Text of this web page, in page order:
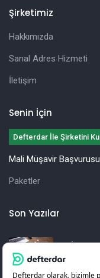
Şirketimiz
Hakkımızda
Sanal Adres Hizmeti
İletişim
Senin İçin
Defterdar İle Şirketini
Mali Müşavir Başvurusu
Paketler
Son Yazılar